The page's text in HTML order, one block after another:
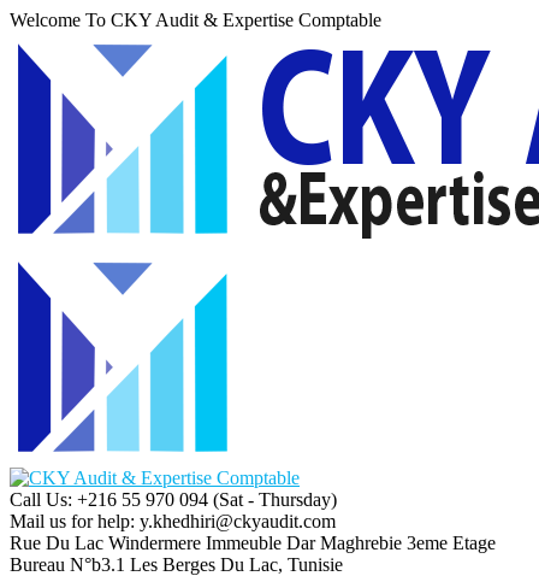
Welcome To CKY Audit & Expertise Comptable
Call Us: +216 55 970 094 (Sat - Thursday)
Mail us for help: y.khedhiri@ckyaudit.com
Rue Du Lac Windermere Immeuble Dar Maghrebie 3eme Etage
Bureau N°b3.1 Les Berges Du Lac, Tunisie